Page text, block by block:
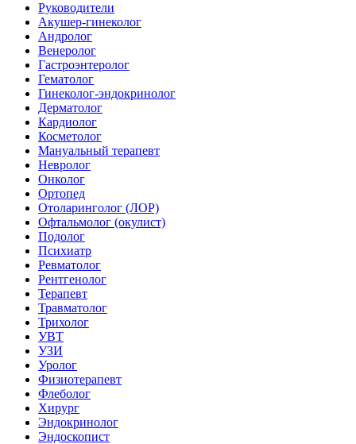
Руководители
Акушер-гинеколог
Андролог
Венеролог
Гастроэнтеролог
Гематолог
Гинеколог-эндокринолог
Дерматолог
Кардиолог
Косметолог
Мануальный терапевт
Невролог
Онколог
Ортопед
Отоларинголог (ЛОР)
Офтальмолог (окулист)
Подолог
Психиатр
Ревматолог
Рентгенолог
Терапевт
Травматолог
Трихолог
УВТ
УЗИ
Уролог
Физиотерапевт
Флеболог
Хирург
Эндокринолог
Эндоскопист